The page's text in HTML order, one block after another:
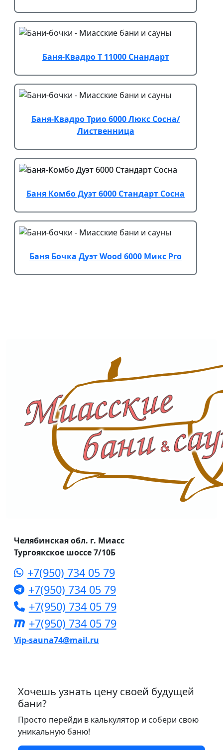
Баня-Квадро Т 11000 Снандарт
Баня-Квадро Трио 6000 Люкс Сосна/
Лиственница
Баня Комбо Дуэт 6000 Стандарт Сосна
Баня Бочка Дуэт Wood 6000 Микс Pro
Челябинская обл. г. Миасс
Тургоякское шоссе 7/10Б
+7(950) 734 05 79
+7(950) 734 05 79
+7(950) 734 05 79
+7(950) 734 05 79
Vip-sauna74@mail.ru
Хочешь узнать цену своей будущей
бани?
Просто перейди в калькулятор и собери свою
уникальную баню!